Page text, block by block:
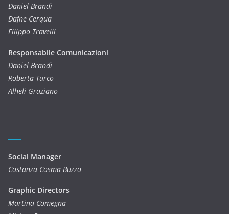
Daniel Brandi
Dafne Cerqua
Filippo Travelli
Responsabile Comunicazioni
Daniel Brandi
Roberta Turco
Alheli Graziano
Social Manager
Costanza Cosma Buzzo
Graphic Directors
Martina Comegna